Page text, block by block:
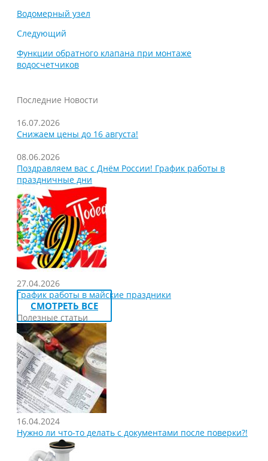
Водомерный узел
Следующий
Функции обратного клапана при монтаже
водосчетчиков
Последние Новости
16.07.2026
Снижаем цены до 16 августа!
08.06.2026
Поздравляем вас с Днём России! График работы в
праздничные дни
27.04.2026
График работы в майские праздники
СМОТРЕТЬ ВСЕ
Полезные статьи
16.04.2024
Нужно ли что-то делать с документами после поверки?!